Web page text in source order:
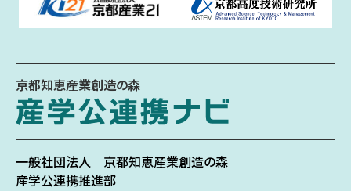
京都知恵産業創造の森
一般社団法人 京都知恵産業創造の森
産学公連携推進部